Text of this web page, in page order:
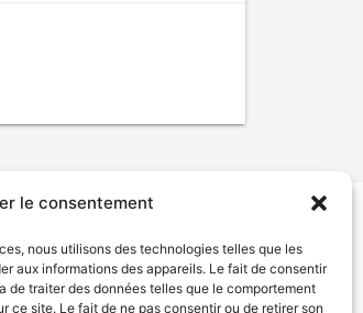
le consentement
nous utilisons des technologies telles que les
aux informations des appareils. Le fait de consentir
de traiter des données telles que le comportement
ce site. Le fait de ne pas consentir ou de retirer son
Politique de confidentialité